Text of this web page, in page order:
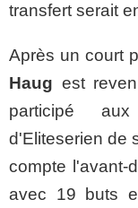
transfert serait
Après un court
Haug est
participé
d'Eliteserien de
compte l'avant-
avec 19 buts